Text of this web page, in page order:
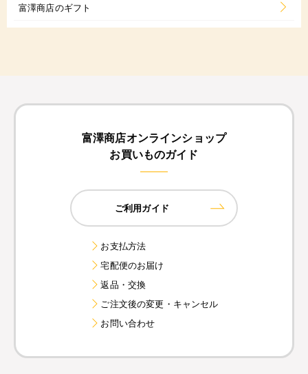
富澤商店のギフト
富澤商店オンラインショップ
お買いものガイド
ご利用ガイド
お支払方法
宅配便のお届け
返品・交換
ご注文後の変更・キャンセル
お問い合わせ